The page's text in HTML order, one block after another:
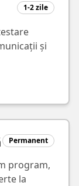
1-2 zile
și
Permanent
program,
la